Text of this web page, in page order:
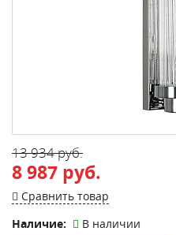
13 934 руб.
8 987 руб.
Сравнить товар
Наличие:
В наличии